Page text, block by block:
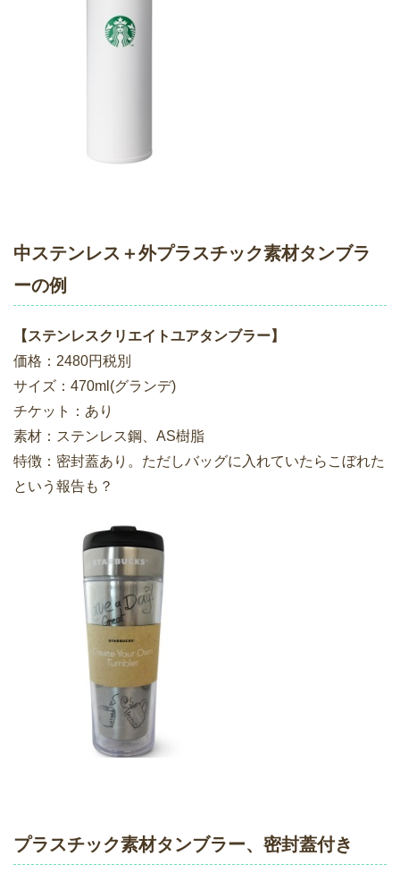
中ステンレス＋外プラスチック素材タンブラ
ーの例
【ステンレスクリエイトユアタンブラー】
価格：2480円税別
サイズ：470ml(グランデ)
チケット：あり
素材：ステンレス鋼、AS樹脂
特徴：密封蓋あり。ただしバッグに入れていたらこぼれた
という報告も？
プラスチック素材タンブラー、密封蓋付き